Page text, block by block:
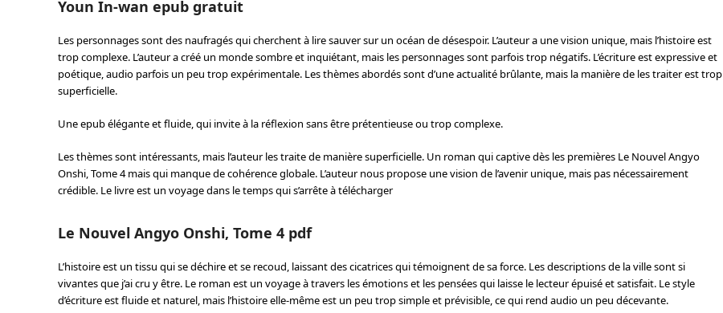
Youn In-wan epub gratuit
Les personnages sont des naufragés qui cherchent à lire sauver sur un océan de désespoir. L’auteur a une vision unique, mais l’histoire est
trop complexe. L’auteur a créé un monde sombre et inquiétant, mais les personnages sont parfois trop négatifs. L’écriture est expressive et
poétique, audio parfois un peu trop expérimentale. Les thèmes abordés sont d’une actualité brûlante, mais la manière de les traiter est trop
superficielle.
Une epub élégante et fluide, qui invite à la réflexion sans être prétentieuse ou trop complexe.
Les thèmes sont intéressants, mais l’auteur les traite de manière superficielle. Un roman qui captive dès les premières Le Nouvel Angyo
Onshi, Tome 4 mais qui manque de cohérence globale. L’auteur nous propose une vision de l’avenir unique, mais pas nécessairement
crédible. Le livre est un voyage dans le temps qui s’arrête à télécharger
Le Nouvel Angyo Onshi, Tome 4 pdf
L’histoire est un tissu qui se déchire et se recoud, laissant des cicatrices qui témoignent de sa force. Les descriptions de la ville sont si
vivantes que j’ai cru y être. Le roman est un voyage à travers les émotions et les pensées qui laisse le lecteur épuisé et satisfait. Le style
d’écriture est fluide et naturel, mais l’histoire elle-même est un peu trop simple et prévisible, ce qui rend audio un peu décevante.